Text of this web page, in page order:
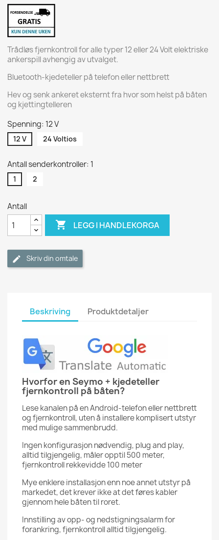
Trådløs fjernkontroll for alle typer 12 eller 24 Volt elektriske
ankerspill avhengig av utvalget.
Bluetooth-kjedeteller på telefon eller nettbrett
Hev og senk ankeret eksternt fra hvor som helst på båten
og kjettingtelleren
Spenning: 12 V
12 V 24 Voltios
Antall senderkontroller: 1
1 2
Antall
 LEGG I HANDLEKORGA
Skriv din omtale
Beskriving Produktdetaljer
Hvorfor en Seymo + kjedeteller
fjernkontroll på båten?
Lese kanalen på en Android-telefon eller nettbrett
og fjernkontroll, uten å installere komplisert utstyr
med mulige sammenbrudd.
Ingen konfigurasjon nødvendig, plug and play,
alltid tilgjengelig, måler opptil 500 meter,
fjernkontroll rekkevidde 100 meter
Mye enklere installasjon enn noe annet utstyr på
markedet, det krever ikke at det føres kabler
gjennom hele båten til roret.
Innstilling av opp- og nedstigningsalarm for
forankring, fjernkontroll alltid tilgjengelig.